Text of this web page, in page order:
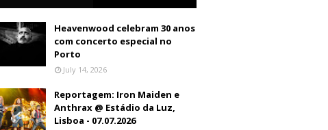
Heavenwood celebram 30 anos
com concerto especial no
Porto
July 14, 2026
Reportagem: Iron Maiden e
Anthrax @ Estádio da Luz,
Lisboa - 07.07.2026